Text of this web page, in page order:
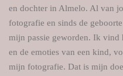
en dochter in Almelo. Al van
fotografie en sinds de
mijn passie geworden. Ik vind
en de emoties van een kind,
mijn fotografie. Dat is mijn